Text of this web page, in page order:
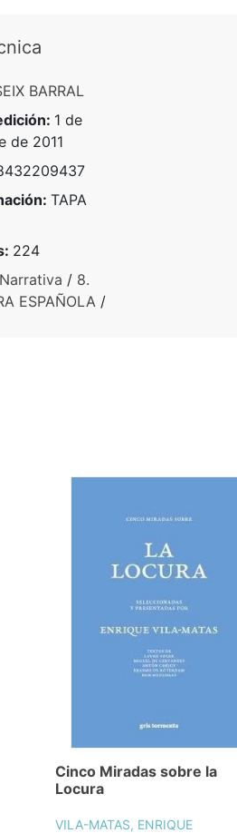
BARRAL
1 de
de 2011
TAPA
224
Narrativa / 8.
ESPAÑOLA /
Cinco Miradas sobre la
Locura
VILA-MATAS, ENRIQUE